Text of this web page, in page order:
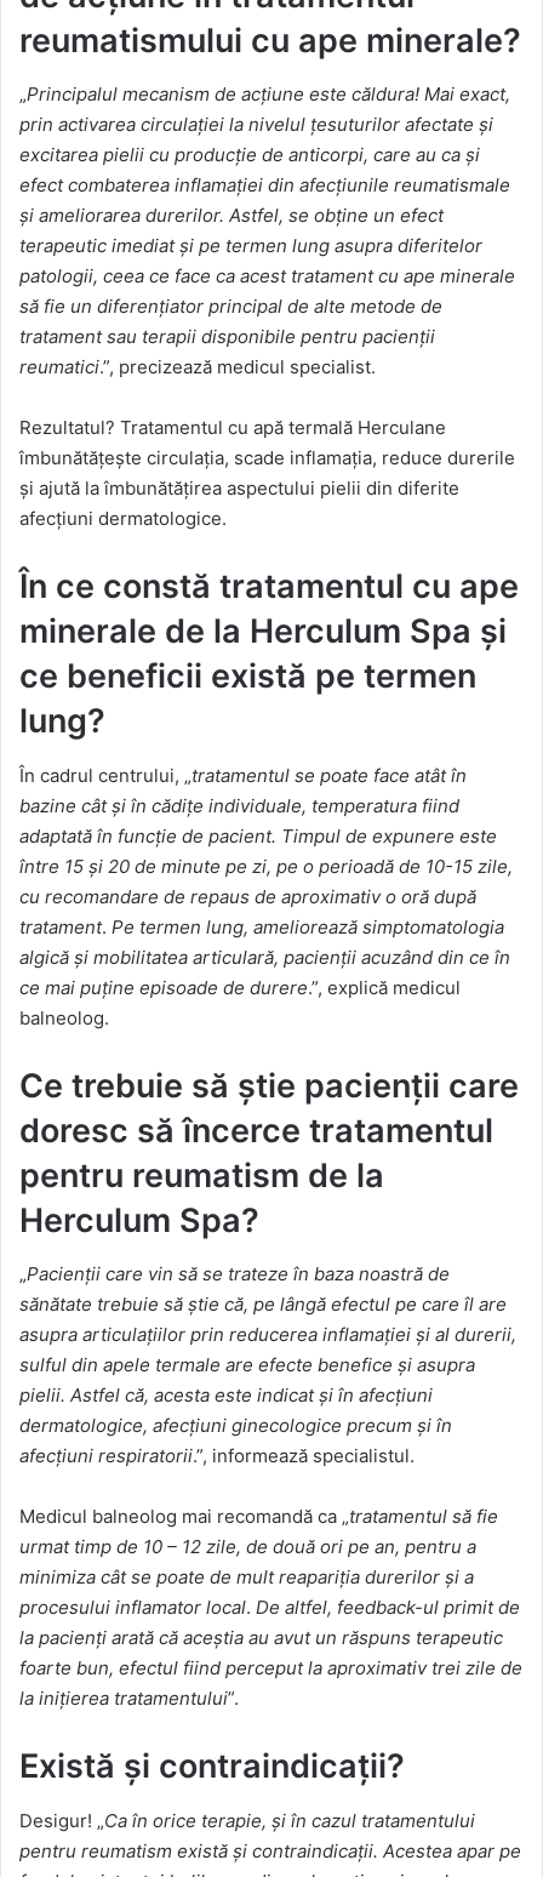
reumatismului cu ape minerale?
„Principalul mecanism de acțiune este căldura! Mai exact,
prin activarea circulației la nivelul țesuturilor afectate și
excitarea pielii cu producție de anticorpi, care au ca și
efect combaterea inflamației din afecțiunile reumatismale
și ameliorarea durerilor. Astfel, se obține un efect
terapeutic imediat și pe termen lung asupra diferitelor
patologii, ceea ce face ca acest tratament cu ape minerale
să fie un diferențiator principal de alte metode de
tratament sau terapii disponibile pentru pacienții
reumatici.”, precizează medicul specialist.
Rezultatul? Tratamentul cu apă termală Herculane
îmbunătățește circulația, scade inflamația, reduce durerile
și ajută la îmbunătățirea aspectului pielii din diferite
afecțiuni dermatologice.
În ce constă tratamentul cu ape
minerale de la Herculum Spa și
ce beneficii există pe termen
lung?
În cadrul centrului, „tratamentul se poate face atât în
bazine cât și în cădițe individuale, temperatura fiind
adaptată în funcție de pacient. Timpul de expunere este
între 15 și 20 de minute pe zi, pe o perioadă de 10-15 zile,
cu recomandare de repaus de aproximativ o oră după
tratament. Pe termen lung, ameliorează simptomatologia
algică și mobilitatea articulară, pacienții acuzând din ce în
ce mai puține episoade de durere.”, explică medicul
balneolog.
Ce trebuie să știe pacienții care
doresc să încerce tratamentul
pentru reumatism de la
Herculum Spa?
„Pacienții care vin să se trateze în baza noastră de
sănătate trebuie să știe că, pe lângă efectul pe care îl are
asupra articulațiilor prin reducerea inflamației și al durerii,
sulful din apele termale are efecte benefice și asupra
pielii. Astfel că, acesta este indicat și în afecțiuni
dermatologice, afecțiuni ginecologice precum și în
afecțiuni respiratorii.”, informează specialistul.
Medicul balneolog mai recomandă ca „tratamentul să fie
urmat timp de 10 – 12 zile, de două ori pe an, pentru a
minimiza cât se poate de mult reapariția durerilor și a
procesului inflamator local. De altfel, feedback-ul primit de
la pacienți arată că aceștia au avut un răspuns terapeutic
foarte bun, efectul fiind perceput la aproximativ trei zile de
la inițierea tratamentului”.
Există și contraindicații?
Desigur! „Ca în orice terapie, și în cazul tratamentului
pentru reumatism există și contraindicații. Acestea apar pe